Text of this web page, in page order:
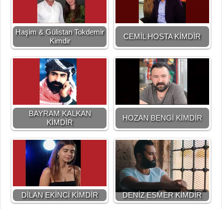
Haşim & Gülistan Tokdemir
Kimdir
CEMİL HOSTA KİMDİR
BAYRAM KALKAN
KİMDİR
HOZAN BENGİ KİMDİR
DİLAN EKİNCİ KİMDİR DENİZ ESMER KİMDİR